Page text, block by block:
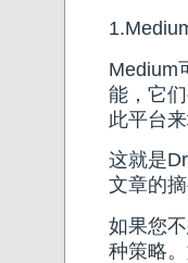
Medium
能，它
此平台
这就是
文章的
如果您
种策略